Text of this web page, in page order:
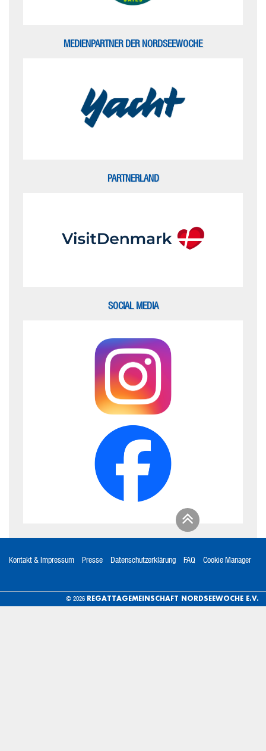
MEDIENPARTNER DER NORDSEEWOCHE
PARTNERLAND
SOCIAL MEDIA
Kontakt & Impressum Presse Datenschutzerklärung FAQ Cookie Manager
© 2026 REGATTAGEMEINSCHAFT NORDSEEWOCHE E.V.